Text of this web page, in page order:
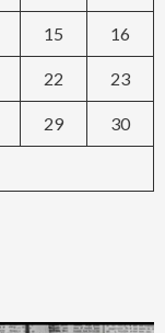
15 16
22 23
29 30